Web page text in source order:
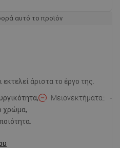
αυτό το προϊόν
άριστα το έργο της.
χρώμα,
Μειονεκτήματα: -